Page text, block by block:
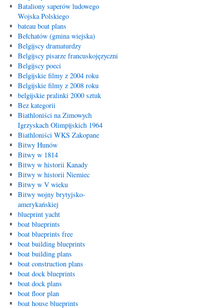
Bataliony saperów ludowego
Wojska Polskiego
bateau boat plans
Bełchatów (gmina wiejska)
Belgijscy dramaturdzy
Belgijscy pisarze francuskojęzyczni
Belgijscy poeci
Belgijskie filmy z 2004 roku
Belgijskie filmy z 2008 roku
belgijskie pralinki 2000 sztuk
Bez kategorii
Biathloniści na Zimowych
Igrzyskach Olimpijskich 1964
Biathloniści WKS Zakopane
Bitwy Hunów
Bitwy w 1814
Bitwy w historii Kanady
Bitwy w historii Niemiec
Bitwy w V wieku
Bitwy wojny brytyjsko-
amerykańskiej
blueprint yacht
boat blueprints
boat blueprints free
boat building blueprints
boat building plans
boat construction plans
boat dock blueprints
boat dock plans
boat floor plan
boat house blueprints